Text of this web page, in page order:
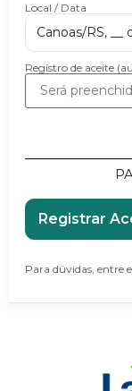
Local / Data
Canoas/RS, __
Registro de aceite
Registrar
Para dúvidas, entre